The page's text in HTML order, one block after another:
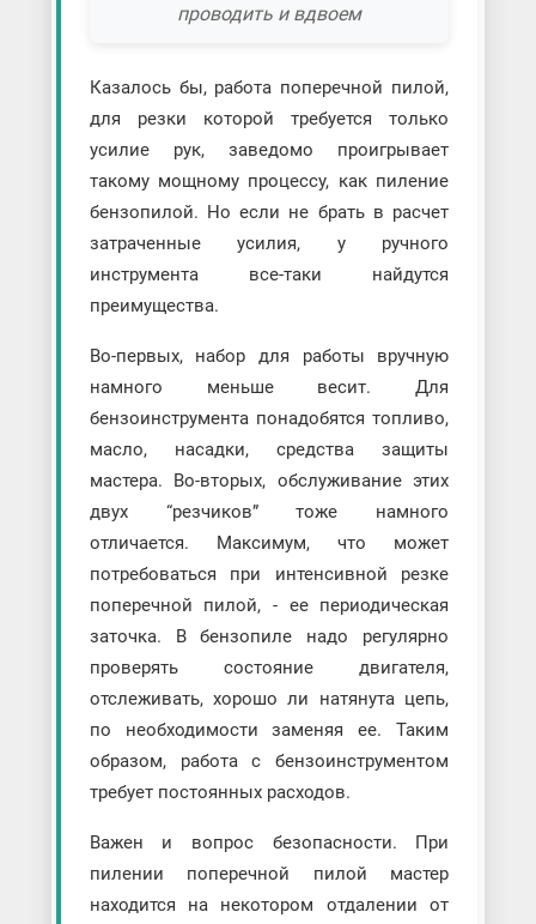
проводить и вдвоем
Казалось бы, работа поперечной пилой,
для резки которой требуется только
усилие рук, заведомо проигрывает
такому мощному процессу, как пиление
бензопилой. Но если не брать в расчет
затраченные усилия, у ручного
инструмента все-таки найдутся
преимущества.
Во-первых, набор для работы вручную
намного меньше весит. Для
бензоинструмента понадобятся топливо,
масло, насадки, средства защиты
мастера. Во-вторых, обслуживание этих
двух “резчиков” тоже намного
отличается. Максимум, что может
потребоваться при интенсивной резке
поперечной пилой, - ее периодическая
заточка. В бензопиле надо регулярно
проверять состояние двигателя,
отслеживать, хорошо ли натянута цепь,
по необходимости заменяя ее. Таким
образом, работа с бензоинструментом
требует постоянных расходов.
Важен и вопрос безопасности. При
пилении поперечной пилой мастер
находится на некотором отдалении от